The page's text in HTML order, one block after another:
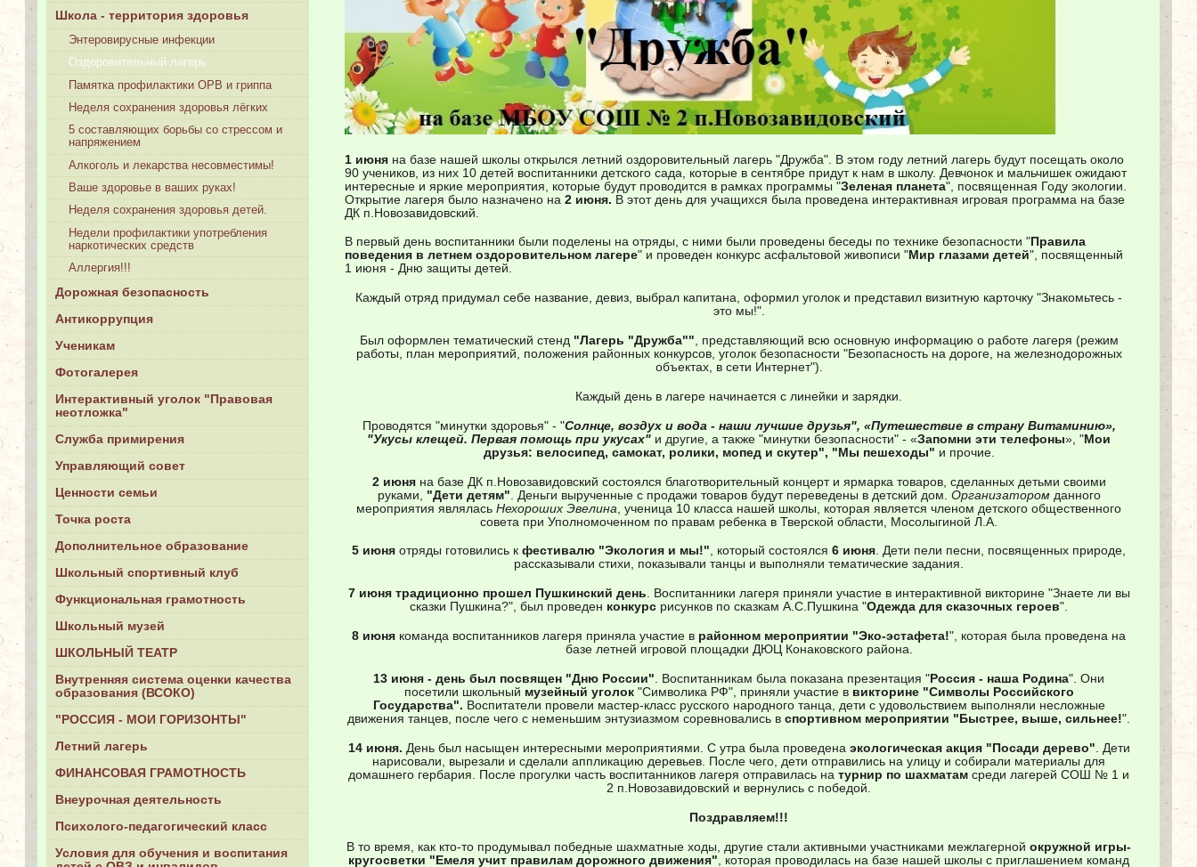
Школа - территория здоровья
Энтеровирусные инфекции
Оздоровительный лагерь
Памятка профилактики ОРВ и гриппа
Неделя сохранения здоровья лёгких
5 составляющих борьбы со стрессом и
напряжением
Алкоголь и лекарства несовместимы!
Ваше здоровье в ваших руках!
Неделя сохранения здоровья детей.
Недели профилактики употребления
наркотических средств
Аллергия!!!
Дорожная безопасность
Антикоррупция
Ученикам
Фотогалерея
Интерактивный уголок "Правовая
неотложка"
Служба примирения
Управляющий совет
Ценности семьи
Точка роста
Дополнительное образование
Школьный спортивный клуб
Функциональная грамотность
Школьный музей
ШКОЛЬНЫЙ ТЕАТР
Внутренняя система оценки качества
образования (ВСОКО)
"РОССИЯ - МОИ ГОРИЗОНТЫ"
Летний лагерь
ФИНАНСОВАЯ ГРАМОТНОСТЬ
Внеурочная деятельность
Психолого-педагогический класс
Условия для обучения и воспитания
1 июня на базе нашей школы открылся летний оздоровительный лагерь "Дружба". В этом году летний лагерь будут посещать около
90 учеников, из них 10 детей воспитанники детского сада, которые в сентябре придут к нам в школу. Девчонок и мальчишек ожидают
интересные и яркие мероприятия, которые будут проводится в рамках программы "Зеленая планета", посвященная Году экологии.
Открытие лагеря было назначено на 2 июня. В этот день для учащихся была проведена интерактивная игровая программа на базе
ДК п.Новозавидовский.
В первый день воспитанники были поделены на отряды, с ними были проведены беседы по технике безопасности " Правила
поведения в летнем оздоровительном лагере" и проведен конкурс асфальтовой живописи "Мир глазами детей", посвященный
1 июня - Дню защиты детей.
Каждый отряд придумал себе название, девиз, выбрал капитана, оформил уголок и представил визитную карточку "Знакомьтесь -
это мы!".
Был оформлен тематический стенд "Лагерь "Дружба"", представляющий всю основную информацию о работе лагеря (режим
работы, план мероприятий, положения районных конкурсов, уголок безопасности "Безопасность на дороге, на железнодорожных
объектах, в сети Интернет").
Каждый день в лагере начинается с линейки и зарядки.
Проводятся "минутки здоровья" - "Солнце, воздух и вода - наши лучшие друзья", «Путешествие в страну Витаминию»,
"Укусы клещей. Первая помощь при укусах" и другие, а также "минутки безопасности" - «Запомни эти телефоны», "Мои
друзья: велосипед, самокат, ролики, мопед и скутер", "Мы пешеходы" и прочие.
2 июняна базе ДК п.Новозавидовский состоялся благотворительный концерт и ярмарка товаров, сделанных детьми своими
руками, "Дети детям" . Деньги вырученные с продажи товаров будут переведены в детский дом. Организаторомданного
мероприятия являлась Нехороших Эвелина , ученица 10 класса нашей школы, которая является членом детского общественного
совета при Уполномоченном по правам ребенка в Тверской области, Мосолыгиной Л.А.
5 июня отряды готовились к фестивалю "Экология и мы!", который состоялся 6 июня. Дети пели песни, посвященных природе,
рассказывали стихи, показывали танцы и выполняли тематические задания.
7 июня традиционно прошел Пушкинский день. Воспитанники лагеря приняли участие в интерактивной викторине "Знаете ли вы
сказки Пушкина?", был проведен конкурс рисунков по сказкам А.С.Пушкина "Одежда для сказочных героев".
8 июня команда воспитанников лагеря приняла участие в районном мероприятии "Эко-эстафета!", которая была проведена на
базе летней игровой площадки ДЮЦ Конаковского района.
13 июня - день был посвящен "Дню России". Воспитанникам была показана презентация " Россия - наша Родина". Они
посетили школьный музейный уголок"Символика РФ", приняли участие в викторине "Символы Российского
Государства". Воспитатели провели мастер-класс русского народного танца, дети с удовольствием выполняли несложные
движения танцев, после чего с неменьшим энтузиазмом соревновались в спортивном мероприятии "Быстрее, выше, сильнее!".
14 июня. День был насыщен интересными мероприятиями. С утра была проведена экологическая акция "Посади дерево" . Дети
нарисовали, вырезали и сделали аппликацию деревьев. После чего, дети отправились на улицу и собирали материалы для
домашнего гербария. После прогулки часть воспитанников лагеря отправилась на турнир по шахматам среди лагерей СОШ № 1 и
2 п.Новозавидовский и вернулись с победой.
Поздравляем!!!
В то время, как кто-то продумывал победные шахматные ходы, другие стали активными участниками межлагерной окружной игры-
кругосветки "Емеля учит правилам дорожного движения" , которая проводилась на базе нашей школы с приглашением команд